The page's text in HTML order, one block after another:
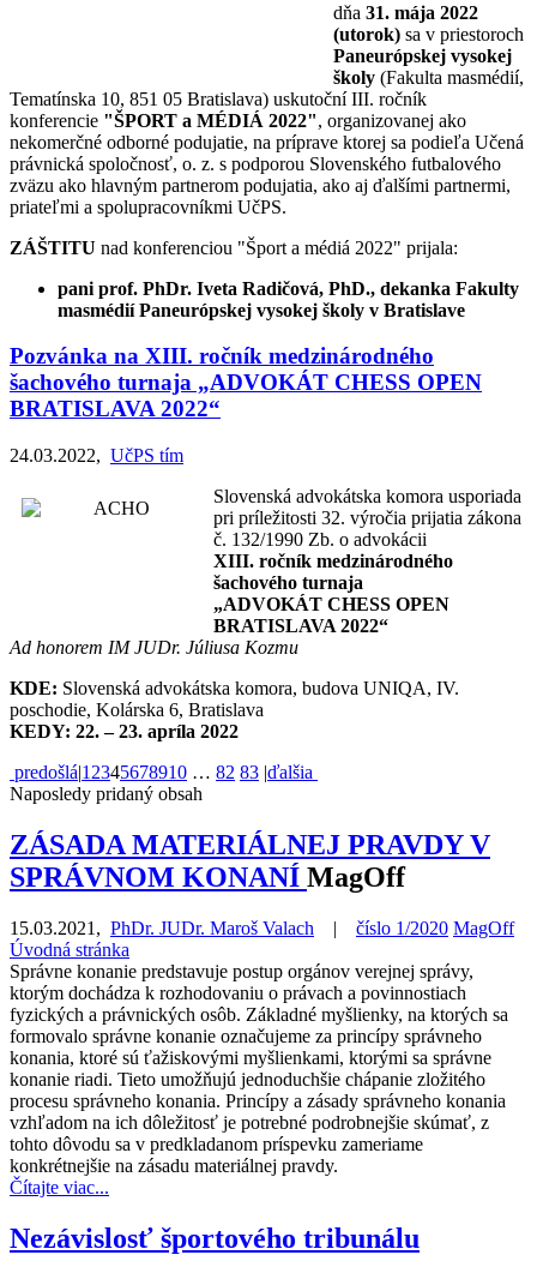
dňa 31. mája 2022
(utorok) sa v priestoroch
Paneurópskej vysokej
školy (Fakulta masmédií,
Tematínska 10, 851 05 Bratislava) uskutoční III. ročník
konferencie "ŠPORT a MÉDIÁ 2022", organizovanej ako
nekomerčné odborné podujatie, na príprave ktorej sa podieľa Učená
právnická spoločnosť, o. z. s podporou Slovenského futbalového
zväzu ako hlavným partnerom podujatia, ako aj ďalšími partnermi,
priateľmi a spolupracovníkmi UčPS.
ZÁŠTITU nad konferenciou "Šport a médiá 2022" prijala:
pani prof. PhDr. Iveta Radičová, PhD., dekanka Fakulty
masmédií Paneurópskej vysokej školy v Bratislave
Pozvánka na XIII. ročník medzinárodného
šachového turnaja „ADVOKÁT CHESS OPEN
BRATISLAVA 2022“
24.03.2022, UčPS tím
Slovenská advokátska komora usporiada
pri príležitosti 32. výročia prijatia zákona
č. 132/1990 Zb. o advokácii
XIII. ročník medzinárodného
šachového turnaja
„ADVOKÁT CHESS OPEN
BRATISLAVA 2022“
Ad honorem IM JUDr. Júliusa Kozmu
KDE: Slovenská advokátska komora, budova UNIQA, IV.
poschodie, Kolárska 6, Bratislava
KEDY: 22. – 23. apríla 2022
predošlá|1 2345678910 … 82 83 |ďalšia
Naposledy pridaný obsah
ZÁSADA MATERIÁLNEJ PRAVDY V
SPRÁVNOM KONANÍ MagOff
15.03.2021 , PhDr. JUDr. Maroš Valach | číslo 1/2020 MagOff
Úvodná stránka
Správne konanie predstavuje postup orgánov verejnej správy,
ktorým dochádza k rozhodovaniu o právach a povinnostiach
fyzických a právnických osôb. Základné myšlienky, na ktorých sa
formovalo správne konanie označujeme za princípy správneho
konania, ktoré sú ťažiskovými myšlienkami, ktorými sa správne
konanie riadi. Tieto umožňujú jednoduchšie chápanie zložitého
procesu správneho konania. Princípy a zásady správneho konania
vzhľadom na ich dôležitosť je potrebné podrobnejšie skúmať, z
tohto dôvodu sa v predkladanom príspevku zameriame
konkrétnejšie na zásadu materiálnej pravdy.
Čítajte viac...
Nezávislosť športového tribunálu